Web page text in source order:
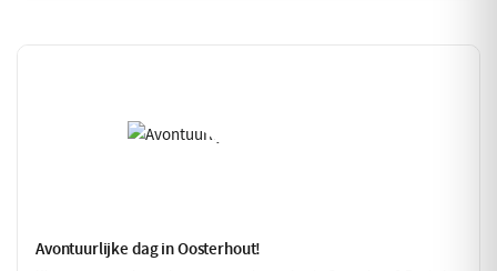
Avontuurlijke dag in Oosterhout!